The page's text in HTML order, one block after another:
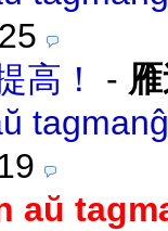
高！
-
aŭ